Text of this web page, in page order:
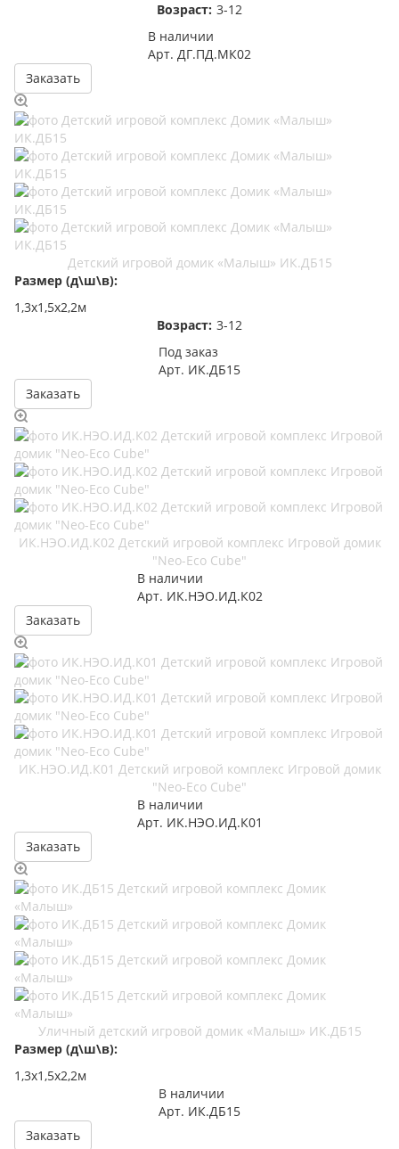
Возраст: 3-12
В наличии
Арт. ДГ.ПД.МК02
Заказать
Детский игровой домик «Малыш» ИК.ДБ15
Размер (д\ш\в):
1,3х1,5х2,2м
Возраст: 3-12
Под заказ
Арт. ИК.ДБ15
Заказать
ИК.НЭО.ИД.К02 Детский игровой комплекс Игровой домик
"Neo-Eco Cube"
В наличии
Арт. ИК.НЭО.ИД.К02
Заказать
ИК.НЭО.ИД.К01 Детский игровой комплекс Игровой домик
"Neo-Eco Cube"
В наличии
Арт. ИК.НЭО.ИД.К01
Заказать
Уличный детский игровой домик «Малыш» ИК.ДБ15
Размер (д\ш\в):
1,3х1,5х2,2м
В наличии
Арт. ИК.ДБ15
Заказать